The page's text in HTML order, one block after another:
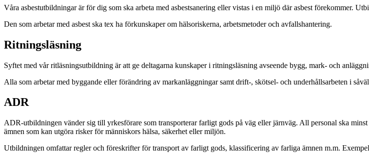
Våra asbestutbildningar är för dig som ska arbeta med asbestsanering eller vistas i en miljö där asbest förekommer.
Den som arbetar med asbest ska tex ha förkunskaper om hälsoriskerna, arbetsmetoder och avfallshantering.
Ritningsläsning
Syftet med vår ritläsningsutbildning är att ge deltagarna kunskaper i ritningsläsning avseende bygg, mark- och
Alla som arbetar med byggande eller förändring av markanläggningar samt drift-, skötsel- och underhållsarbeten i
ADR
ADR-utbildningen vänder sig till yrkesförare som transporterar farligt gods på väg eller järnväg. All personal ska
ämnen som kan utgöra risker för människors hälsa, säkerhet eller miljön.
Utbildningen omfattar regler och föreskrifter för transport av farligt gods, klassificering av farliga ämnen m.m.